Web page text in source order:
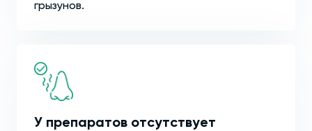
грызунов.
У препаратов отсутствует